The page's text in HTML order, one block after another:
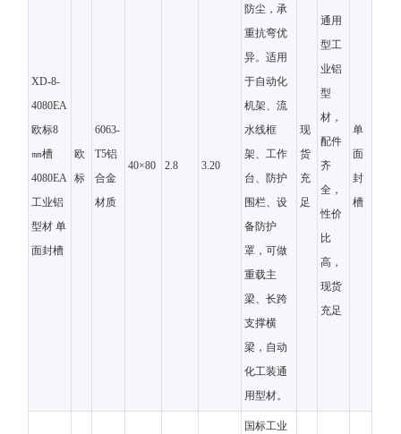
XD-8-
4080EA
欧标8
㎜槽
4080EA
工业铝
型材 单
面封槽
欧
标
6063-
T5铝
合金
材质
40×80 2.8 3.20
防尘，承
重抗弯优
异。适用
于自动化
机架、流
水线框
架、工作
台、防护
围栏、设
备防护
罩，可做
重载主
梁、长跨
支撑横
梁，自动
化工装通
用型材。
现
货
充
足
通用
型工
业铝
型
材，
配件
齐
全，
性价
比
高，
现货
充足
单
面
封
槽
国标工业